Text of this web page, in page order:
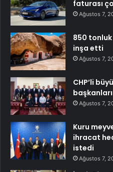
faturası
Ağustos 7,
850 tonluk
inşa etti
Ağustos 7,
CHP’li
Ağustos 7,
Kuru
ihracat
istedi
Ağustos 7,